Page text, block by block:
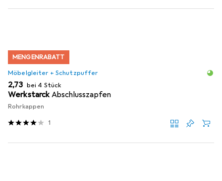
MENGENRABATT
Möbelgleiter + Schutzpuffer
EUR
2,73 bei 4 Stück
WerkstarckAbschlusszapfen
Rohrkappen
1